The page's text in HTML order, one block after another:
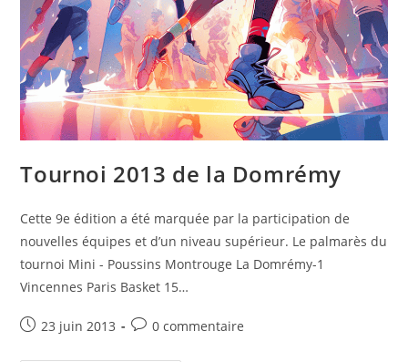
Tournoi 2013 de la Domrémy
Cette 9e édition a été marquée par la participation de
nouvelles équipes et d’un niveau supérieur. Le palmarès du
tournoi Mini - Poussins Montrouge La Domrémy-1
Vincennes Paris Basket 15…
23 juin 2013 0 commentaire